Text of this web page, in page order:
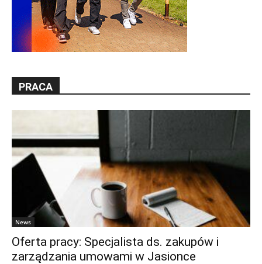
PRACA
News
Oferta pracy: Specjalista ds. zakupów i
zarządzania umowami w Jasionce